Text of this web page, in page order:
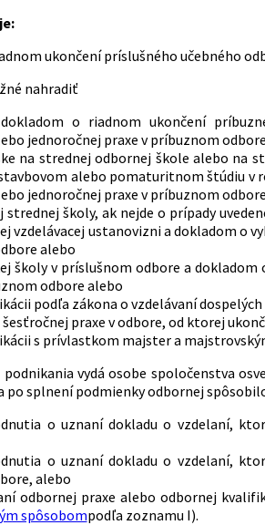
ukončení príslušného učebného
nahradiť
o riadnom ukončení
jednoročnej praxe v príbuznom
na strednej odbornej škole alebo
alebo pomaturitnom štúdiu v
jednoročnej praxe v príbuznom
školy, ak nejde o prípady
vzdelávacej ustanovizni a dokladom o
alebo
školy v príslušnom odbore a
odbore alebo
podľa zákona o vzdelávaní
praxe v odbore, od ktorej
s prívlastkom majster a
vydá osobe spoločenstva
po splnení podmienky odbornej
o uznaní dokladu o vzdelaní,
o uznaní dokladu o vzdelaní,
alebo
odbornej praxe alebo odbornej
spôsobompodľa zoznamu I).